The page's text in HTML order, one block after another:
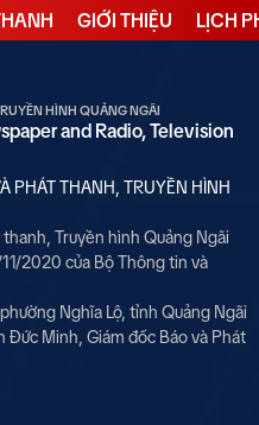
GIỚI THIỆU LỊCH
HÌNH QUẢNG NGÃI
and Radio, Television
PHÁT THANH, TRUYỀN HÌNH
Truyền hình Quảng Ngãi
2020 của Bộ Thông tin và
Nghĩa Lộ, tỉnh Quảng Ngãi
Đức Minh, Giám đốc Báo và Phát